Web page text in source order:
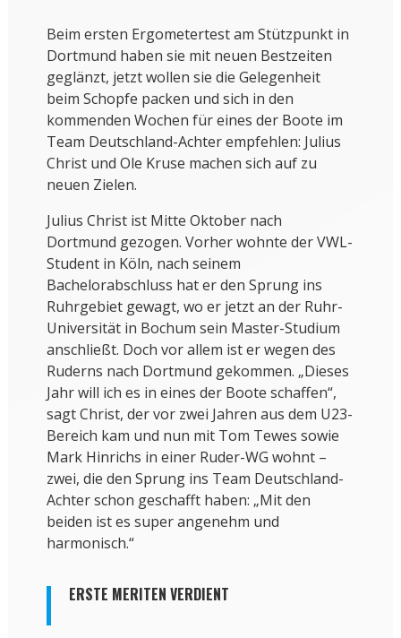
Beim ersten Ergometertest am Stützpunkt in
Dortmund haben sie mit neuen Bestzeiten
geglänzt, jetzt wollen sie die Gelegenheit
beim Schopfe packen und sich in den
kommenden Wochen für eines der Boote im
Team Deutschland-Achter empfehlen: Julius
Christ und Ole Kruse machen sich auf zu
neuen Zielen.
Julius Christ ist Mitte Oktober nach
Dortmund gezogen. Vorher wohnte der VWL-
Student in Köln, nach seinem
Bachelorabschluss hat er den Sprung ins
Ruhrgebiet gewagt, wo er jetzt an der Ruhr-
Universität in Bochum sein Master-Studium
anschließt. Doch vor allem ist er wegen des
Ruderns nach Dortmund gekommen. „Dieses
Jahr will ich es in eines der Boote schaffen“,
sagt Christ, der vor zwei Jahren aus dem U23-
Bereich kam und nun mit Tom Tewes sowie
Mark Hinrichs in einer Ruder-WG wohnt –
zwei, die den Sprung ins Team Deutschland-
Achter schon geschafft haben: „Mit den
beiden ist es super angenehm und
harmonisch.“
ERSTE MERITEN VERDIENT